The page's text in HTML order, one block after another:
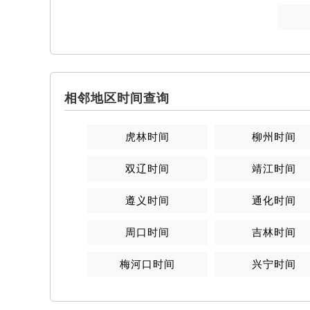
相邻地区时间查询
虎林时间 柳州时间
双辽 时间 靖江时间
遵义 时间 通化时间
周口 时间 吉林时间
梅河口 时间 兴宁时间